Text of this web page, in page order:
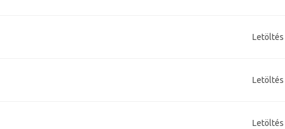
Letöltés
Letöltés
Letöltés